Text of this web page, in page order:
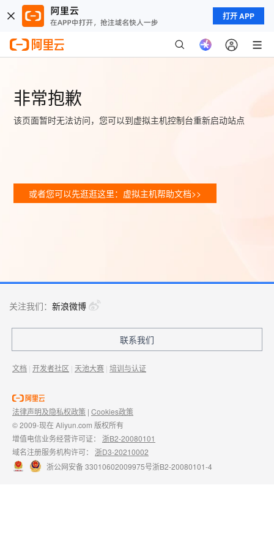
打开 APP
非常抱歉
该页面暂时无法访问，您可以到虚拟主机控制台重新启动站点
或者您可以先逛逛这里：虚拟主机帮助文档>>